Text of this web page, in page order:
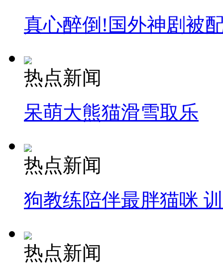
真心醉倒!国外神剧被
热点新闻
呆萌大熊猫滑雪取乐
热点新闻
狗教练陪伴最胖猫咪
热点新闻